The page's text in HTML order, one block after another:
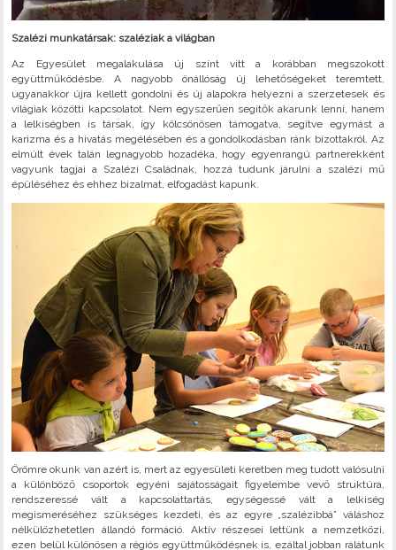
Szalézi munkatársak: szaléziak a világban
Az Egyesület megalakulása új színt vitt a korábban megszokott
együttműködésbe. A nagyobb önállóság új lehetőségeket teremtett,
ugyanakkor újra kellett gondolni és új alapokra helyezni a szerzetesek és
világiak közötti kapcsolatot. Nem egyszerűen segítők akarunk lenni, hanem
a lelkiségben is társak, így kölcsönösen támogatva, segítve egymást a
karizma és a hivatás megélésében és a gondolkodásban ránk bízottakról. Az
elmúlt évek talán legnagyobb hozadéka, hogy egyenrangú partnerekként
vagyunk tagjai a Szalézi Családnak, hozzá tudunk járulni a szalézi mű
épüléséhez és ehhez bizalmat, elfogadást kapunk.
Örömre okunk van azért is, mert az egyesületi keretben meg tudott valósulni
a különböző csoportok egyéni sajátosságait figyelembe vevő struktúra,
rendszeressé vált a kapcsolattartás, egységessé vált a lelkiség
megismeréséhez szükséges kezdeti, és az egyre „szalézibbá” váláshoz
nélkülözhetetlen állandó formáció. Aktív részesei lettünk a nemzetközi,
ezen belül különösen a régiós együttműködésnek is, ezáltal jobban rálátunk